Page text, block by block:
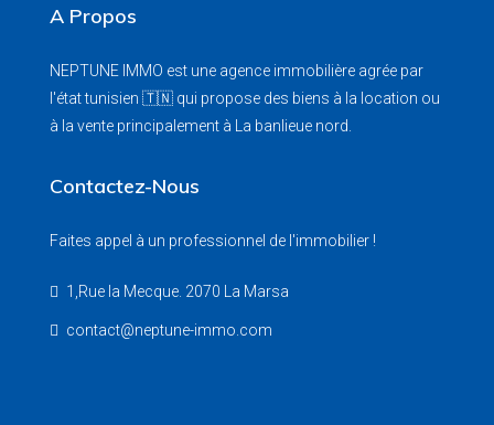
A Propos
NEPTUNE IMMO est une agence immobilière agrée par
l'état tunisien 🇹🇳 qui propose des biens à la location ou
à la vente principalement à La banlieue nord.
Contactez-Nous
Faites appel à un professionnel de l'immobilier !
1,Rue la Mecque. 2070 La Marsa
contact@neptune-immo.com